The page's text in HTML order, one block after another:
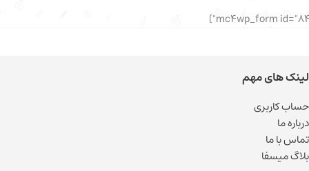
لینک های مهم
حساب کاربری
درباره ما
تماس با ما
بلاگ میسفا